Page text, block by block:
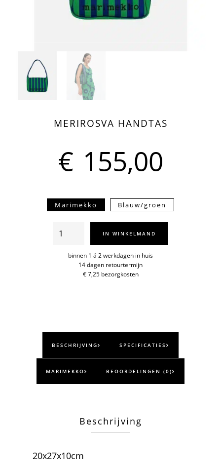
MERIROSVA HANDTAS
€ 155,00
Marimekko Blauw/groen
Merirosva
aantal
IN WINKELMAND
binnen 1 á 2 werkdagen in huis
14 dagen retourtermijn
€ 7,25 bezorgkosten
BESCHRIJVING SPECIFICATIES
MARIMEKKO BEOORDELINGEN (0)
Beschrijving
20x27x10cm